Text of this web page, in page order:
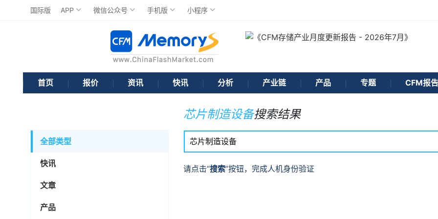
国际版 APP 微信公众号 手机版 小程序
首页 报价 资讯 快讯 分析 产业链 产品 专题 CFM报告
全部类型
快讯
文章
产品
芯片制造设备搜索结果
请点击“搜索”按钮，完成人机身份验证